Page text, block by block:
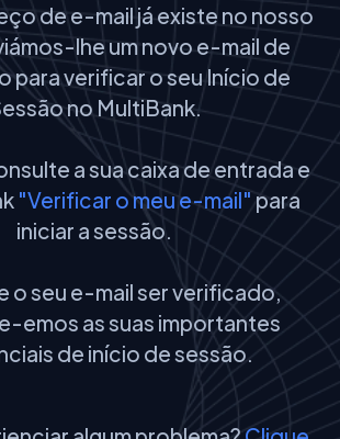
de e-mail já existe no nosso
lhe um novo e-mail de
para verificar o seu Início de
no MultiBank.
a sua caixa de entrada e
"Verificar o meu e-mail"para
iniciar a sessão.
o seu e-mail ser verificado,
emos as suas importantes
de início de sessão.